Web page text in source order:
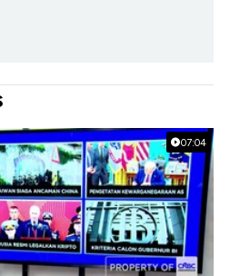
07:04